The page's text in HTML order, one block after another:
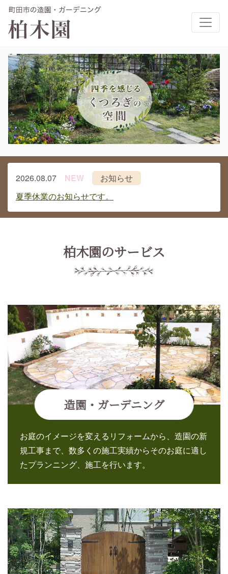
メインナビゲーション
2026.08.07 NEW
お知らせ
夏季休業のお知らせです。
柏木園のサービス
造園・ガーデニング
お庭のイメージを変えるリフォームから、造園の新
規工事まで、数多くの施工実績からそのお庭に適し
たプランニング、施工を行います。